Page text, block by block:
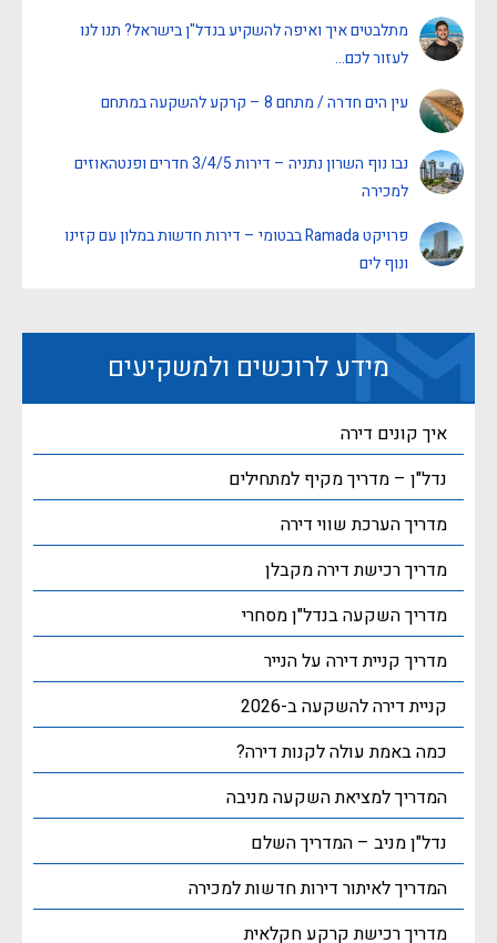
מתלבטים איך ואיפה להשקיע בנדל"ן בישראל? תנו לנו
לעזור לכם…
עין הים חדרה / מתחם 8 – קרקע להשקעה במתחם
נבו נוף השרון נתניה – דירות 3/4/5 חדרים ופנטהאוזים
למכירה
פרויקט Ramada בבטומי – דירות חדשות במלון עם קזינו
ונוף לים
מידע לרוכשים ולמשקיעים
איך קונים דירה
נדל"ן – מדריך מקיף למתחילים
מדריך הערכת שווי דירה
מדריך רכישת דירה מקבלן
מדריך השקעה בנדל"ן מסחרי
מדריך קניית דירה על הנייר
קניית דירה להשקעה ב-2026
כמה באמת עולה לקנות דירה?
המדריך למציאת השקעה מניבה
נדל"ן מניב – המדריך השלם
המדריך לאיתור דירות חדשות למכירה
מדריך רכישת קרקע חקלאית